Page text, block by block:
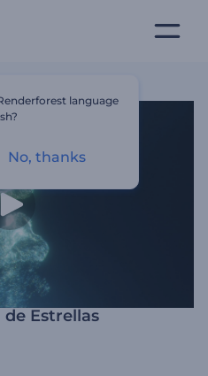
Estrellas
language
No, thanks